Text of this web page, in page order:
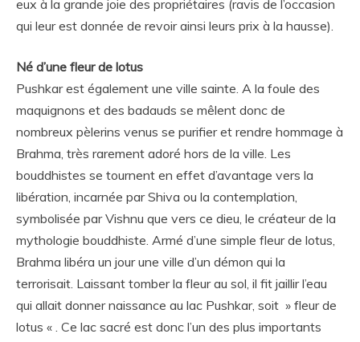
eux à la grande joie des propriétaires (ravis de l’occasion
qui leur est donnée de revoir ainsi leurs prix à la hausse).
Né d’une fleur de lotus
Pushkar est également une ville sainte. A la foule des
maquignons et des badauds se mêlent donc de
nombreux pèlerins venus se purifier et rendre hommage à
Brahma, très rarement adoré hors de la ville. Les
bouddhistes se tournent en effet d’avantage vers la
libération, incarnée par Shiva ou la contemplation,
symbolisée par Vishnu que vers ce dieu, le créateur de la
mythologie bouddhiste. Armé d’une simple fleur de lotus,
Brahma libéra un jour une ville d’un démon qui la
terrorisait. Laissant tomber la fleur au sol, il fit jaillir l’eau
qui allait donner naissance au lac Pushkar, soit » fleur de
lotus « . Ce lac sacré est donc l’un des plus importants